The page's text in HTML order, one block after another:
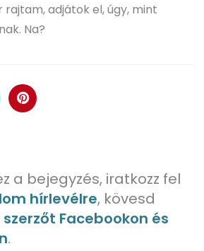
adjátok el, úgy, mint
Na?
a bejegyzés, iratkozz fel
hírlevélre, kövesd
Facebookon és
.